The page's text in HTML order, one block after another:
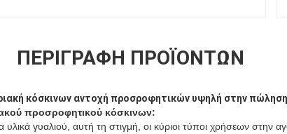
ΠΕΡΙΓΡΑΦΉ ΠΡΟΪΌΝΤΩΝ
κόσκινων αντοχή προσροφητικών υψηλή στην πώληση
προσροφητικού κόσκινων:
γυαλιού, αυτή τη στιγμή, οι κύριοι τύποι χρήσεων στην